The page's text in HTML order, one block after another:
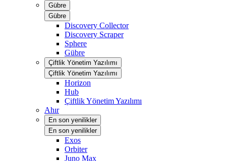
Gübre
Gübre
Discovery Collector
Discovery Scraper
Sphere
Gübre
Çiftlik Yönetim Yazılımı
Çiftlik Yönetim Yazılımı
Horizon
Hub
Çiftlik Yönetim Yazılımı
Ahır
En son yenilikler
En son yenilikler
Exos
Orbiter
Juno Max